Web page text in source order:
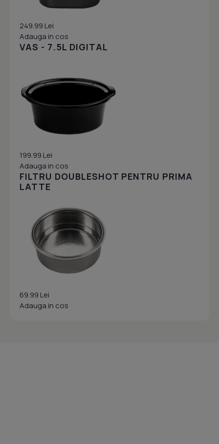
249.99 Lei
Adauga in cos
VAS - 7.5L DIGITAL
199.99 Lei
Adauga in cos
FILTRU DOUBLESHOT PENTRU PRIMA
LATTE
69.99 Lei
Adauga in cos